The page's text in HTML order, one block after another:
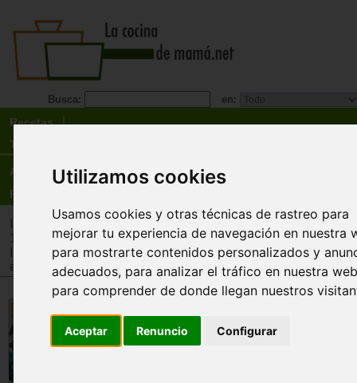
Utilizamos cookies
Usamos cookies y otras técnicas de rastreo para
mejorar tu experiencia de navegación en nuestra
para mostrarte contenidos personalizados y
adecuados, para analizar el tráfico en nuestra
para comprender de donde llegan nuestros
Aceptar Renuncio Configurar
Busca: en:
Recetas
Tienda
Actualidad
Registro
Tienda > Juguetes infantiles > Juguetes por edad >
12 años
>Tienda>Juguetes infantiles>Juguetes por tipo >
estimulación intelectual y memoria
Smart Games